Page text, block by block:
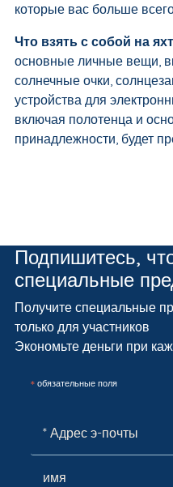
которые вас больше
Что взять с собой на
основные личные вещи,
солнечные очки,
устройства для
включая полотенца и
принадлежности, будет
Подпишитесь,
специальные
Получите специальные
только для участников
Экономьте деньги при
*обязательные поля